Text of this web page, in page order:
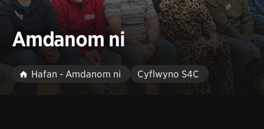
Amdanom ni
Hafan - Amdanom ni Cyflwyno S4C